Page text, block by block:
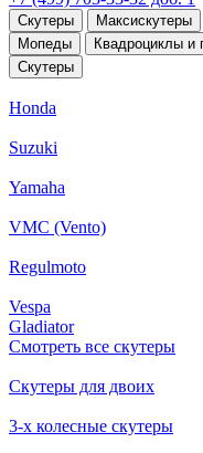
Скутеры Максискутеры
Мопеды
Квадроциклы и
Скутеры
Honda
Suzuki
Yamaha
VMC (Vento)
Regulmoto
Vespa
Gladiator
Смотреть все скутеры
Скутеры для двоих
3-х колесные скутеры